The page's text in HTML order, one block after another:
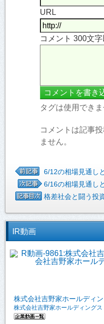
URL
コメント 300文字
タグは使用できま
コメントは記事
ません。
6/12の相場見通し
6/16の相場見通し
格差社会と闘う投
IR動画
株式会社吉野家ホールディ
株式会社吉野家ホールディングス